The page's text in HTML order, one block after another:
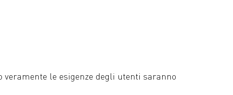
veramente le esigenze degli utenti saranno